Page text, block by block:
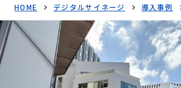
HOME デジタルサイネージ 導入事例